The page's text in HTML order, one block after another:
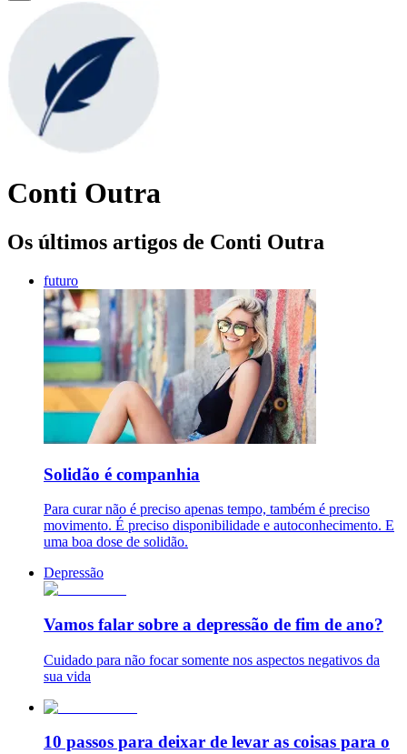
Conti Outra
Os últimos artigos de Conti Outra
futuro
Solidão é companhia
Para curar não é preciso apenas tempo, também é preciso
movimento. É preciso disponibilidade e autoconhecimento. E
uma boa dose de solidão.
Depressão
Vamos falar sobre a depressão de fim de ano?
Cuidado para não focar somente nos aspectos negativos da
sua vida
10 passos para deixar de levar as coisas para o